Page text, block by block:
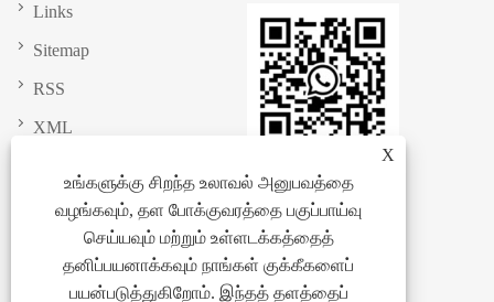
X
உங்களுக்கு சிறந்த உலாவல் அனுபவத்தை
வழங்கவும், தள போக்குவரத்தை பகுப்பாய்வு
செய்யவும் மற்றும் உள்ளடக்கத்தைத்
தனிப்பயனாக்கவும் நாங்கள் குக்கீகளைப்
பயன்படுத்துகிறோம். இந்தத் தளத்தைப்
Links
Sitemap
RSS
XML